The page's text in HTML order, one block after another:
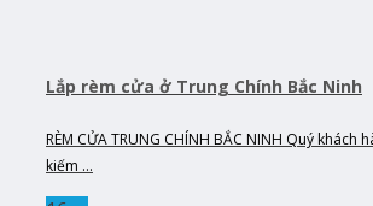
Lắp rèm cửa ở Trung Chính Bắc Ninh
RÈM CỬA TRUNG CHÍNH BẮC NINH Quý khách
kiếm ...